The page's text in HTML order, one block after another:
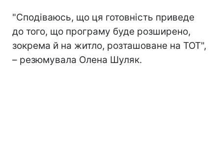
"Сподіваюсь, що ця готовність приведе
до того, що програму буде розширено,
зокрема й на житло, розташоване на ТОТ",
– резюмувала Олена Шуляк.